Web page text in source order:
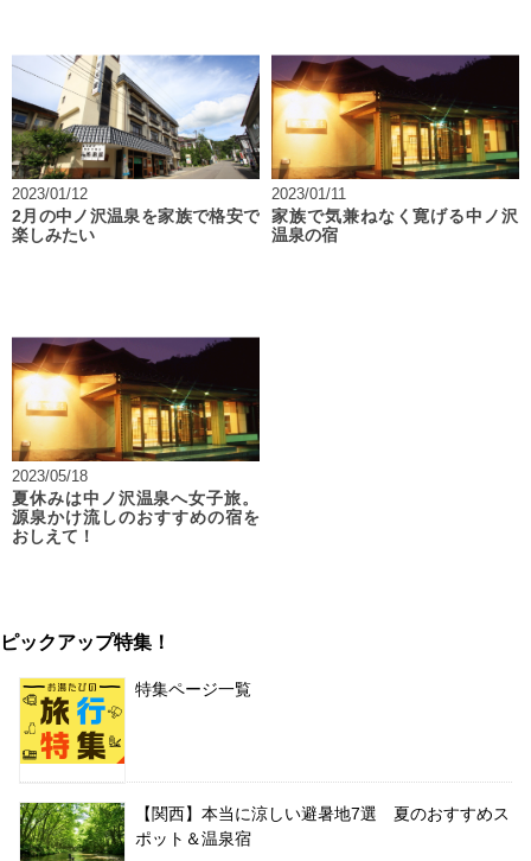
2023/01/12
2月の中ノ沢温泉を家族で格安で
楽しみたい
2023/01/11
家族で気兼ねなく寛げる中ノ沢
温泉の宿
2023/05/18
夏休みは中ノ沢温泉へ女子旅。
源泉かけ流しのおすすめの宿を
おしえて！
ピックアップ特集！
特集ページ一覧
【関西】本当に涼しい避暑地7選 夏のおすすめス
ポット＆温泉宿